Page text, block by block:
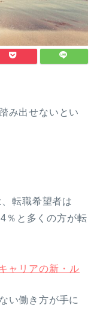
み出せないとい
転職希望者は
％と多くの方が転
ャリアの新・ル
い働き方が手に